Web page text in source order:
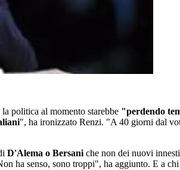
politica al momento starebbe "perdendo
", ha ironizzato Renzi. "A 40 giorni dal
D'Alema o Bersani che non dei nuovi
ha senso, sono troppi", ha aggiunto. E a